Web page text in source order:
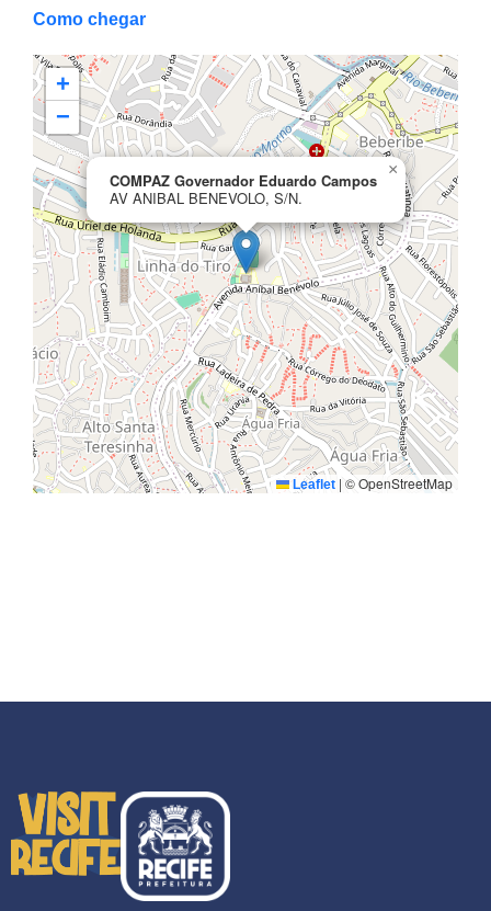
Como chegar
COMPAZ Governador Eduardo Campos
AV ANIBAL BENEVOLO, S/N.
×
+
−
Leaflet | © OpenStreetMap